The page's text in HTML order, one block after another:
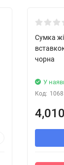
Сумка
чорна
У
Код: